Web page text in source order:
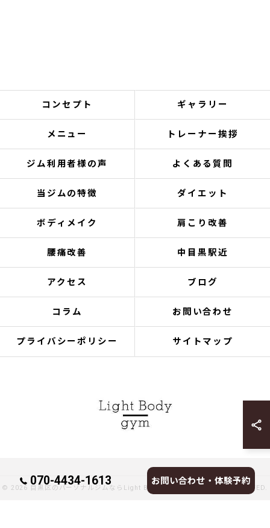
070-4434-1613 お問い合わせ・体験予約
コンセプト ギャラリー
メニュー トレーナー挨拶
ジム利用者様の声 よくある質問
当ジムの特徴 ダイエット
ボディメイク 肩こり改善
腰痛改善 中目黒駅近
アクセス ブログ
コラム お問い合わせ
プライバシーポリシー サイトマップ
© 2026 目黒区のパーソナルジムならLight Body gymへ ALL RIGHTS RESERVED.